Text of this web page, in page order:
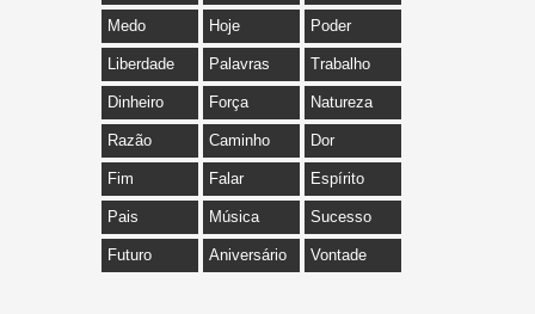
Medo Hoje Poder
Liberdade Palavras Trabalho
Dinheiro Força Natureza
Razão Caminho Dor
Fim Falar Espírito
Pais Música Sucesso
Futuro Aniversário Vontade